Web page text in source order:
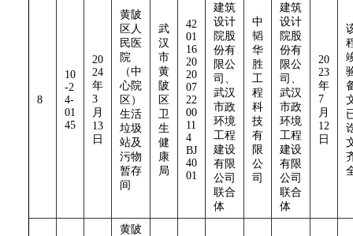
8
10
-2
4-
01
45
20
24
年
3
月
13
日
黄陂
区人
民医
院
（中
心院
区）
生活
垃圾
站及
污物
暂存
间
武
汉
市
黄
陂
区
卫
生
健
康
局
42
01
16
20
20
07
22
00
11
4
BJ
40
01
建筑
设计
院股
份有
限公
司、
武汉
市政
环境
工程
建设
有限
公司
联合
体
中
韬
华
胜
工
程
科
技
有
限
公
司
建筑
设计
院股
份有
限公
司、
武汉
市政
环境
工程
建设
有限
公司
联合
体
20
23
年
7
月
12
日
黄陂